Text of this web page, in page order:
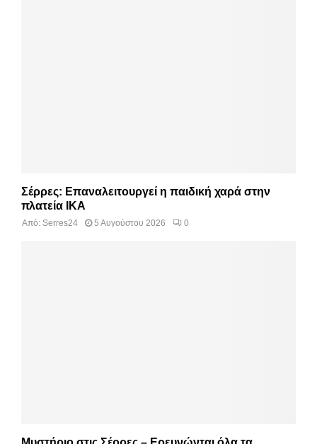
Σέρρες: Επαναλειτουργεί η παιδική χαρά στην
πλατεία ΙΚΑ
Από: Serres24 5 Αυγούστου 2026 0